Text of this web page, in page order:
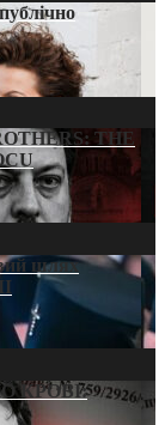
THE
шлях
КРОВІ: